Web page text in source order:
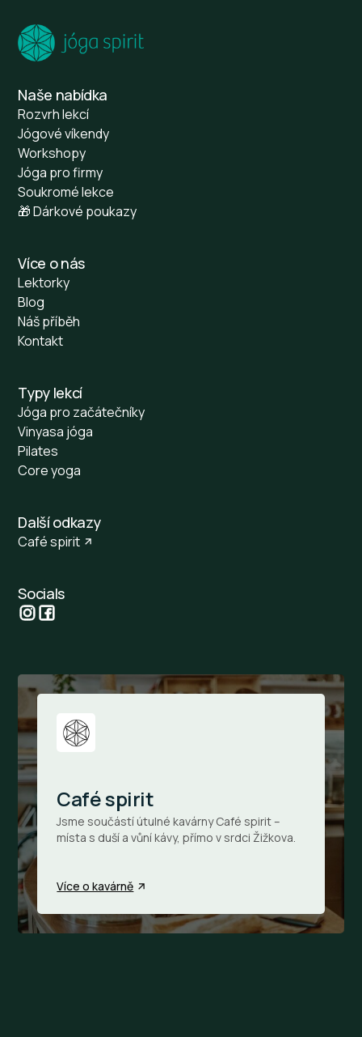
Naše nabídka
Rozvrh lekcí
Jógové víkendy
Workshopy
Jóga pro firmy
Soukromé lekce
🎁 Dárkové poukazy
Více o nás
Lektorky
Blog
Náš příběh
Kontakt
Typy lekcí
Jóga pro začátečníky
Vinyasa jóga
Pilates
Core yoga
Další odkazy
Café spirit
Socials
Café spirit
Jsme součástí útulné kavárny Café spirit –
místa s duší a vůní kávy, přímo v srdci Žižkova.
Více o kavárně